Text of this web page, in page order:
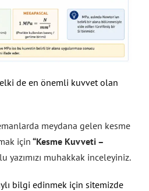
de en önemli kuvvet olan
meydana gelen kesme
için “Kesme Kuvveti –
yazımızı muhakkak inceleyiniz.
bilgi edinmek için sitemizde